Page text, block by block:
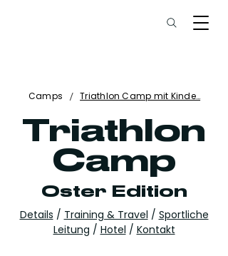
Camps / Triathlon Camp mit Kinde…
Triathlon
Camp
Oster Edition
Details / Training & Travel / Sportliche
Leitung / Hotel / Kontakt